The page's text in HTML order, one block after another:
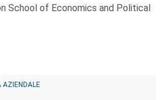
School of Economics and Political
AZIENDALE